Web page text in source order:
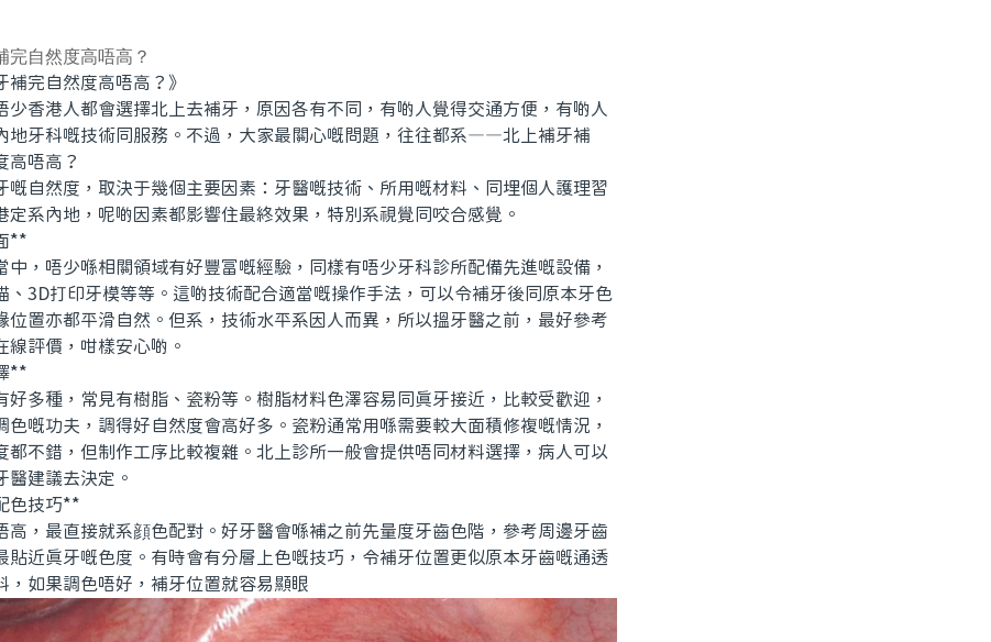
完自然度高唔高？
完自然度高唔高？》
香港人都會選擇北上去補牙，原因各有不同，有啲人覺得交通方便，有啲人
地牙科嘅技術同服務。不過，大家最關心嘅問題，往往都系——北上補牙補
高唔高？
自然度，取決于幾個主要因素：牙醫嘅技術、所用嘅材料、同埋個人護理習
定系內地，呢啲因素都影響住最終效果，特別系視覺同咬合感覺。
**
唔少喺相關領域有好豐富嘅經驗，同樣有唔少牙科診所配備先進嘅設備，
、3D打印牙模等等。這啲技術配合適當嘅操作手法，可以令補牙後同原本牙色
位置亦都平滑自然。但系，技術水平系因人而異，所以搵牙醫之前，最好參考
線評價，咁樣安心啲。
**
種，常見有樹脂、瓷粉等。樹脂材料色澤容易同真牙接近，比較受歡迎，
色嘅功夫，調得好自然度會高好多。瓷粉通常用喺需要較大面積修複嘅情況，
都不錯，但制作工序比較複雜。北上診所一般會提供唔同材料選擇，病人可以
醫建議去決定。
技巧**
，最直接就系顔色配對。好牙醫會喺補之前先量度牙齒色階，參考周邊牙齒
貼近真牙嘅色度。有時會有分層上色嘅技巧，令補牙位置更似原本牙齒嘅通透
，如果調色唔好，補牙位置就容易顯眼